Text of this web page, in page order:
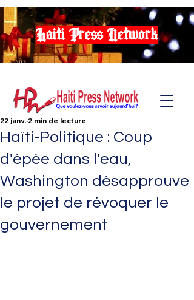
Haiti Press Network
Haïti-Politique : Coup
d'épée dans l'eau,
Washington désapprouve
le projet de révoquer le
gouvernement
22 janv. 2 min de lecture